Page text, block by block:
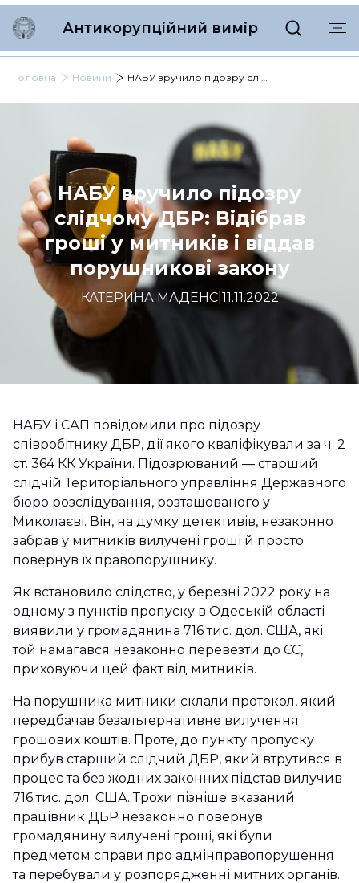
Антикорупційний вимір
Головна Новини НАБУ вручило підозру слідчому ДБР: Відібрав гроші у митників і віддав порушникові закону
НАБУ вручило підозру
слідчому ДБР: Відібрав
гроші у митників і віддав
порушникові закону
КАТЕРИНА МАДЕНС| 11.11.2022
НАБУ і САП повідомили про підозру
співробітнику ДБР, дії якого кваліфікували за ч. 2
ст. 364 КК України. Підозрюваний — старший
слідчій Територіального управління Державного
бюро розслідування, розташованого у
Миколаєві. Він, на думку детективів, незаконно
забрав у митників вилучені гроші й просто
повернув їх правопорушнику.
Як встановило слідство, у березні 2022 року на
одному з пунктів пропуску в Одеській області
виявили у громадянина 716 тис. дол. США, які
той намагався незаконно перевезти до ЄС,
приховуючи цей факт від митників.
На порушника митники склали протокол, який
передбачав безальтернативне вилучення
грошових коштів. Проте, до пункту пропуску
прибув старший слідчий ДБР, який втрутився в
процес та без жодних законних підстав вилучив
716 тис. дол. США. Трохи пізніше вказаний
працівник ДБР незаконно повернув
громадянину вилучені гроші, які були
предметом справи про адмінправопорушення
та перебували у розпорядженні митних органів.